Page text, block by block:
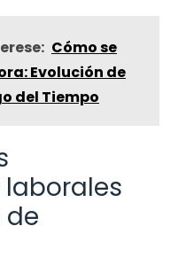
Cómo se
Evolución de
del Tiempo